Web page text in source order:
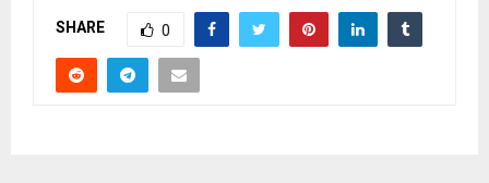
SHARE 0